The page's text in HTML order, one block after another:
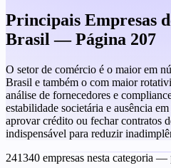
Principais Empresas
Brasil — Página 207
O setor de comércio é o maior em
Brasil e também o com maior
análise de fornecedores e
estabilidade societária e ausência
aprovar crédito ou fechar contratos
indispensável para reduzir
241340 empresas nesta categoria —